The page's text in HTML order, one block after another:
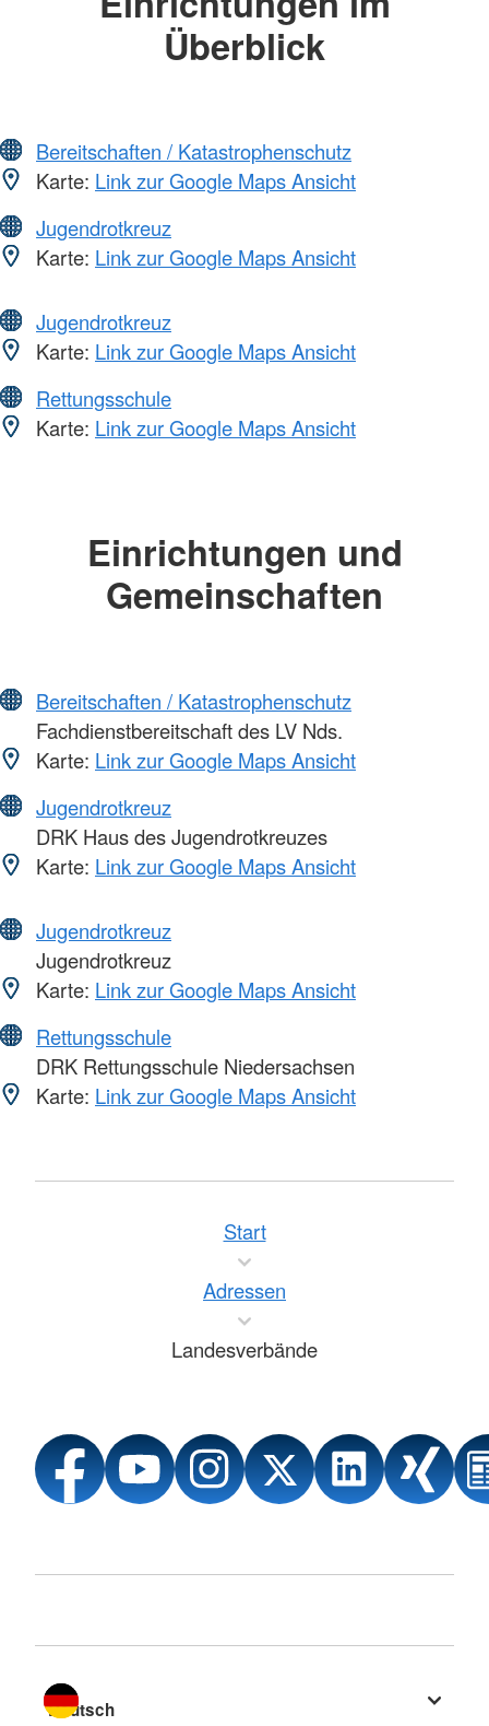
Überblick
Bereitschaften / Katastrophenschutz
Karte: Link zur Google Maps Ansicht
Jugendrotkreuz
Karte: Link zur Google Maps Ansicht
Jugendrotkreuz
Karte: Link zur Google Maps Ansicht
Rettungsschule
Karte: Link zur Google Maps Ansicht
Einrichtungen und
Gemeinschaften
Bereitschaften / Katastrophenschutz
Fachdienstbereitschaft des LV Nds.
Karte: Link zur Google Maps Ansicht
Jugendrotkreuz
DRK Haus des Jugendrotkreuzes
Karte: Link zur Google Maps Ansicht
Jugendrotkreuz
Jugendrotkreuz
Karte: Link zur Google Maps Ansicht
Rettungsschule
DRK Rettungsschule Niedersachsen
Karte: Link zur Google Maps Ansicht
Start
Adressen
Landesverbände
Sprache wechseln zu